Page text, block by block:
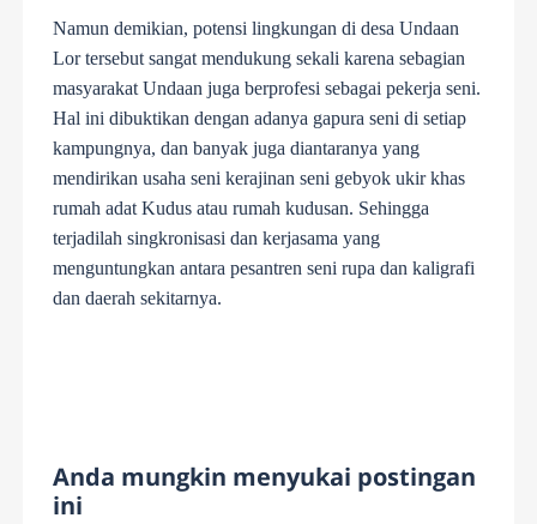
Namun demikian, potensi lingkungan di desa Undaan
Lor tersebut sangat mendukung sekali karena sebagian
masyarakat Undaan juga berprofesi sebagai pekerja seni.
Hal ini dibuktikan dengan adanya gapura seni di setiap
kampungnya, dan banyak juga diantaranya yang
mendirikan usaha seni kerajinan seni gebyok ukir khas
rumah adat Kudus atau rumah kudusan. Sehingga
terjadilah singkronisasi dan kerjasama yang
menguntungkan antara pesantren seni rupa dan kaligrafi
dan daerah sekitarnya.
Anda mungkin menyukai postingan
ini